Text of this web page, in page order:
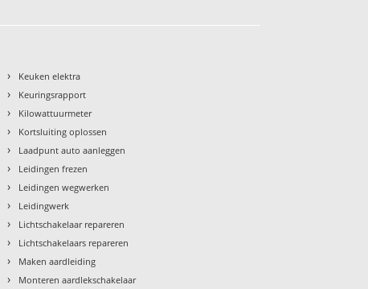
› Keuken elektra
› Keuringsrapport
› Kilowattuurmeter
› Kortsluiting oplossen
› Laadpunt auto aanleggen
› Leidingen frezen
› Leidingen wegwerken
› Leidingwerk
› Lichtschakelaar repareren
› Lichtschakelaars repareren
› Maken aardleiding
› Monteren aardlekschakelaar